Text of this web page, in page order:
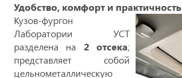
Удобство, комфорт и практичность
Кузов-фургон
Лаборатории УСТ
разделена на 2 отсека;
представляет собой
цельнометаллическую